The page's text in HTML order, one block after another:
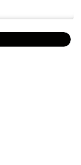
les premières
de montrer